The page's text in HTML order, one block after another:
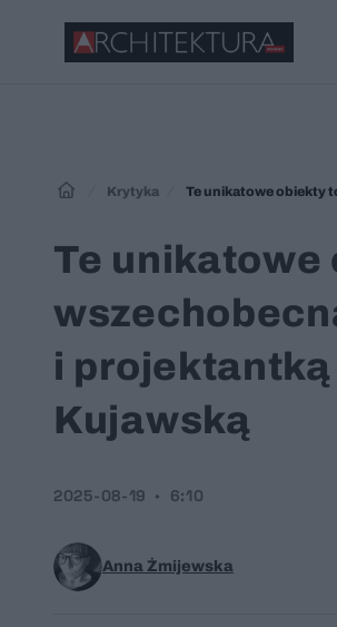
Krytyka
Te unikatowe
i projektantką
Kujawską
Anna Żmijewska
2025-08-19 6:10